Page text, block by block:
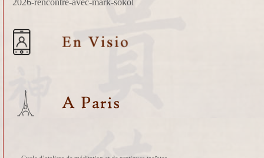
2026-rencontre-avec-mark-sokol